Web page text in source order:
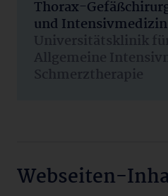
Thorax-
und Intensivmedizin
Universitätsklinik
Allgemeine
Schmerztherapie
Webseiten-